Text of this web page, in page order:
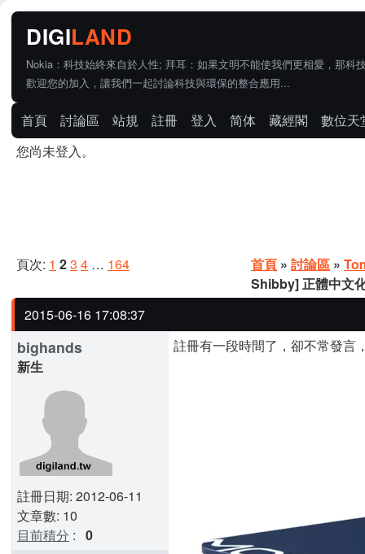
Nokia：科技始終來自於人性; 拜耳：如果文明不能使我們更相愛，那科
歡迎您的加入，讓我們一起討論科技與環保的整合應用...
首頁 討論區 站規 註冊 登入 简体 藏經閣
數位天
您尚未登入。
頁次: 1 23 4 … 164 首頁 » 討論區 »
Shibby] 正體中文
2015-06-16 17:08:37
bighands
新生
註冊日期: 2012-06-11
文章數: 10
目前積分 : 0
註冊有一段時間了，卻不常發言